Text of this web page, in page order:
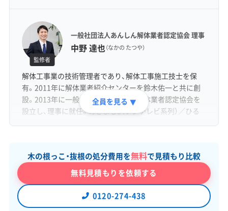
監修者
一般社団法人あんしん解体業者認定協会 理事
中野 達也（なかの たつや）
解体工事業の技術管理者であり、解体工事施工技士を保
有。2011年に解体業者紹介センターを鈴木佑一と共に創
設。2013年に一般社団法人あんしん解体業者認定協会を
設立し、理事に就任。めざまし8（フジテレビ系列）／ひる
全員を見る ▼
木の根っこ・抜根の処分費用を無料で見積もり比較
無料見積もりを依頼する
0120-274-438